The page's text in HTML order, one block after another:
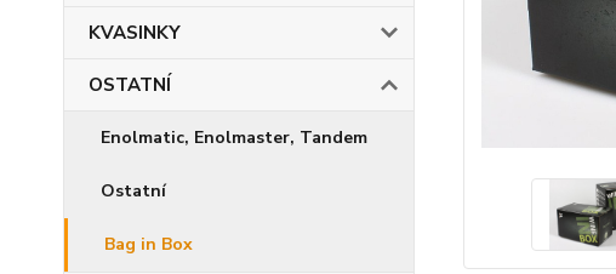
KVASINKY
OSTATNÍ
Enolmatic, Enolmaster, Tandem
Ostatní
Bag in Box